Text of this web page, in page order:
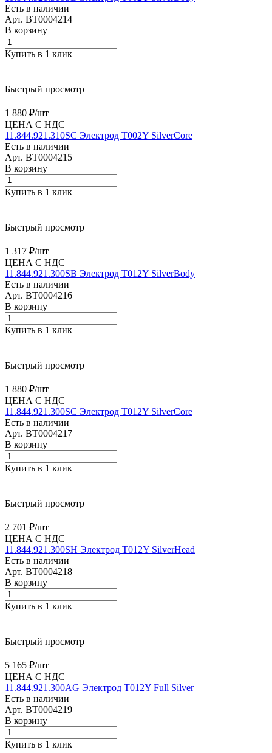
Есть в наличии
Арт. BT0004214
В корзину
Купить в 1 клик
Быстрый просмотр
1 880 ₽/шт
ЦЕНА С НДС
11.844.921.310SC Электрод T002Y SilverCore
Есть в наличии
Арт. BT0004215
В корзину
Купить в 1 клик
Быстрый просмотр
1 317 ₽/шт
ЦЕНА С НДС
11.844.921.300SB Электрод T012Y SilverBody
Есть в наличии
Арт. BT0004216
В корзину
Купить в 1 клик
Быстрый просмотр
1 880 ₽/шт
ЦЕНА С НДС
11.844.921.300SC Электрод T012Y SilverCore
Есть в наличии
Арт. BT0004217
В корзину
Купить в 1 клик
Быстрый просмотр
2 701 ₽/шт
ЦЕНА С НДС
11.844.921.300SH Электрод T012Y SilverHead
Есть в наличии
Арт. BT0004218
В корзину
Купить в 1 клик
Быстрый просмотр
5 165 ₽/шт
ЦЕНА С НДС
11.844.921.300AG Электрод T012Y Full Silver
Есть в наличии
Арт. BT0004219
В корзину
Купить в 1 клик